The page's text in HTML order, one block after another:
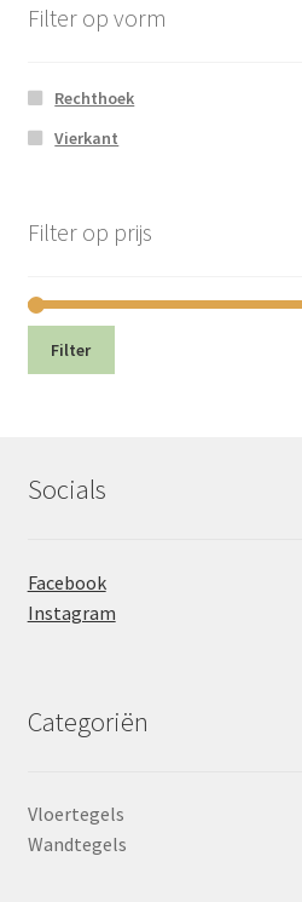
Filter op vorm
Rechthoek
Vierkant
Filter op prijs
Filter
Socials
Facebook
Instagram
Categoriën
Vloertegels
Wandtegels